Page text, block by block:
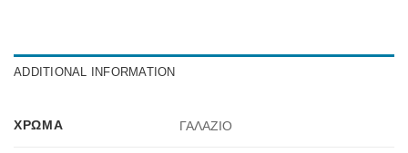
ADDITIONAL INFORMATION
ΧΡΏΜΑ ΓΑΛΑΖΙΟ